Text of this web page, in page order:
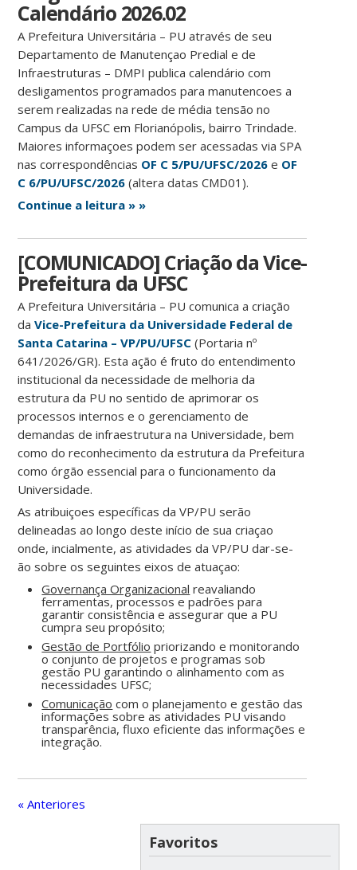
Calendário 2026.02
A Prefeitura Universitária – PU através de seu
Departamento de Manutençao Predial e de
Infraestruturas – DMPI publica calendário com
desligamentos programados para manutencoes a
serem realizadas na rede de média tensão no
Campus da UFSC em Florianópolis, bairro Trindade.
Maiores informaçoes podem ser acessadas via SPA
nas correspondências OF C 5/PU/UFSC/2026 e OF
C 6/PU/UFSC/2026 (altera datas CMD01).
Continue a leitura » »
[COMUNICADO] Criação da Vice-
Prefeitura da UFSC
A Prefeitura Universitária – PU comunica a criação
daVice-Prefeitura da Universidade Federal de
Santa Catarina – VP/PU/UFSC (Portaria nº
641/2026/GR). Esta ação é fruto do entendimento
institucional da necessidade de melhoria da
estrutura da PU no sentido de aprimorar os
processos internos e o gerenciamento de
demandas de infraestrutura na Universidade, bem
como do reconhecimento da estrutura da Prefeitura
como órgão essencial para o funcionamento da
Universidade.
As atribuiçoes específicas da VP/PU serão
delineadas ao longo deste início de sua criaçao
onde, incialmente, as atividades da VP/PU dar-se-
ão sobre os seguintes eixos de atuaçao:
Governança Organizacional reavaliando
ferramentas, processos e padrões para
garantir consistência e assegurar que a PU
cumpra seu propósito;
Gestão de Portfólio priorizando e monitorando
o conjunto de projetos e programas sob
gestão PU garantindo o alinhamento com as
necessidades UFSC;
Comunicação com o planejamento e gestão das
informações sobre as atividades PU visando
transparência, fluxo eficiente das informações e
integração.
« Anteriores
Favoritos